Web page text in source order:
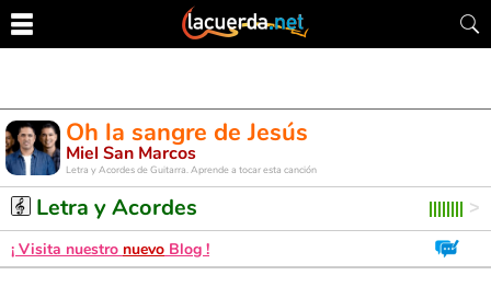
Oh la sangre de Jesús
Miel San Marcos
Letra y Acordes de Guitarra. Aprende a tocar esta canción
Letra y Acordes
¡ Visita nuestro nuevo Blog !